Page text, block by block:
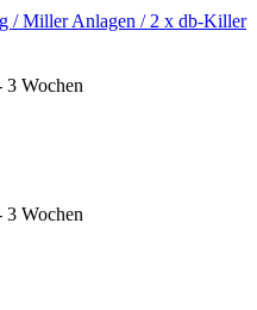
Miller Anlagen / 2 x db-Killer
3 Wochen
3 Wochen